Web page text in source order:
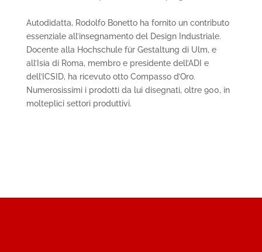
Autodidatta, Rodolfo Bonetto ha fornito un contributo
essenziale all’insegnamento del Design Industriale.
Docente alla Hochschule für Gestaltung di Ulm, e
all’Isia di Roma, membro e presidente dell’ADI e
dell’ICSID, ha ricevuto otto Compasso d’Oro.
Numerosissimi i prodotti da lui disegnati, oltre 900, in
molteplici settori produttivi.